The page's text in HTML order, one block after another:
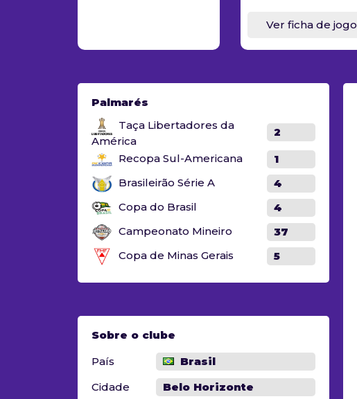
Ver ficha de jogo
Palmarés
Taça Libertadores da
América
2
Recopa Sul-Americana
1
Brasileirão Série A
4
Copa do Brasil
4
Campeonato Mineiro
37
Copa de Minas Gerais
5
Sobre o clube
País
Brasil
Cidade
Belo Horizonte